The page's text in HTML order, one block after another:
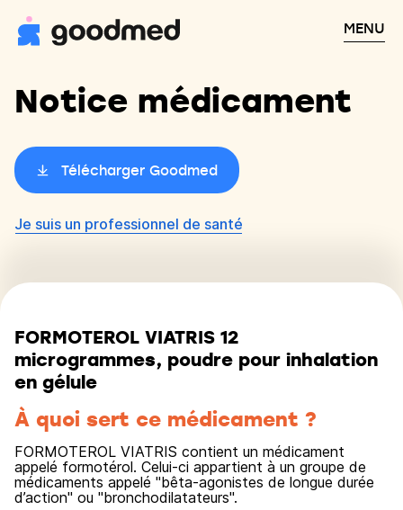
MENU
Notice médicament
Télécharger Goodmed
Je suis un professionnel de santé
FORMOTEROL VIATRIS 12
microgrammes, poudre pour inhalation
en gélule
À quoi sert ce médicament ?
FORMOTEROL VIATRIS contient un médicament
appelé formotérol. Celui-ci appartient à un groupe de
médicaments appelé "bêta-agonistes de longue durée
d’action" ou "bronchodilatateurs".